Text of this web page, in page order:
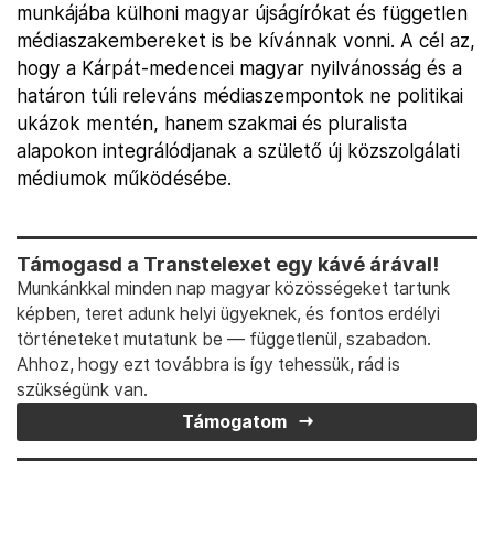
munkájába külhoni magyar újságírókat és független
médiaszakembereket is be kívánnak vonni. A cél az,
hogy a Kárpát-medencei magyar nyilvánosság és a
határon túli releváns médiaszempontok ne politikai
ukázok mentén, hanem szakmai és pluralista
alapokon integrálódjanak a születő új közszolgálati
médiumok működésébe.
Támogasd a Transtelexet egy kávé árával!
Munkánkkal minden nap magyar közösségeket tartunk
képben, teret adunk helyi ügyeknek, és fontos erdélyi
történeteket mutatunk be — függetlenül, szabadon.
Ahhoz, hogy ezt továbbra is így tehessük, rád is
szükségünk van.
Támogatom